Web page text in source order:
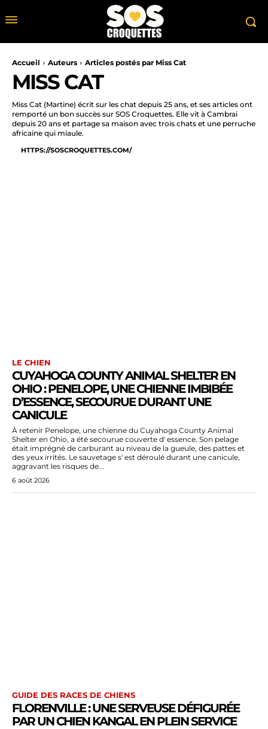
Accueil Auteurs Articles postés par Miss Cat
MISS CAT
Miss Cat (Martine) écrit sur les chat depuis 25 ans, et ses articles ont
remporté un bon succès sur SOS Croquettes. Elle vit à Cambrai
depuis 20 ans et partage sa maison avec trois chats et une perruche
africaine qui miaule.
HTTPS://SOSCROQUETTES.COM/
LE CHIEN
CUYAHOGA COUNTY ANIMAL SHELTER EN
OHIO : PENELOPE, UNE CHIENNE IMBIBÉE
D’ESSENCE, SECOURUE DURANT UNE
CANICULE
À retenir Penelope, une chienne du Cuyahoga County Animal
Shelter en Ohio, a été secourue couverte d' essence. Son pelage
était imprégné de carburant au niveau de la gueule, des pattes et
des yeux irrités. Le sauvetage s' est déroulé durant une canicule,
aggravant les risques de...
6 août 2026
GUIDE DES RACES DE CHIENS
FLORENVILLE : UNE SERVEUSE DÉFIGURÉE
PAR UN CHIEN KANGAL EN PLEIN SERVICE